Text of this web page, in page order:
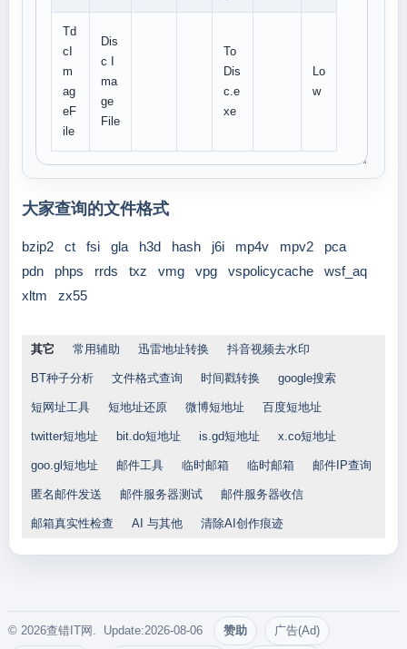
Td
cI
m
ag
eF
ile
Dis
c I
ma
ge
File
To
Dis
c.e
xe
Lo
w
大家查询的文件格式
bzip2 ct fsi gla h3d hash j6i mp4v mpv2
pca
pdn
phps rrds txz vmg vpg vspolicycache
wsf_aq
xltm
zx55
其它 常用辅助 迅雷地址转换 抖音视频去水印
BT种子分析 文件格式查询 时间戳转换 google搜索
短网址工具 短地址还原 微博短地址 百度短地址
twitter短地址 bit.do短地址 is.gd短地址 x.co短地址
goo.gl短地址 邮件工具 临时邮箱 临时邮箱 邮件IP查询
匿名邮件发送 邮件服务器测试 邮件服务器收信
邮箱真实性检查 AI 与其他 清除AI创作痕迹
© 2026查错IT网. Update:2026-08-06 赞助 广告(Ad)